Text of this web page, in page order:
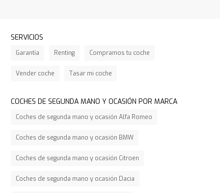
SERVICIOS
Garantía Renting Compramos tu coche
Vender coche Tasar mi coche
COCHES DE SEGUNDA MANO Y OCASIÓN POR MARCA
Coches de segunda mano y ocasión Alfa Romeo
Coches de segunda mano y ocasión BMW
Coches de segunda mano y ocasión Citroen
Coches de segunda mano y ocasión Dacia